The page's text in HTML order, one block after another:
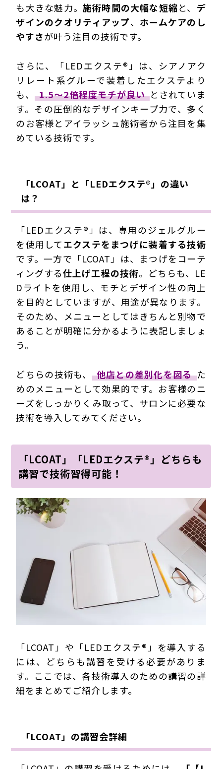
も大きな魅力。 施術時間の大幅な短縮と、 デ
ザインのクオリティアップ、 ホームケアのし
やすさが叶う注目の技術です。
さらに、「LEDエクステ®」は、シアノアク
リレート系グルーで装着したエクステより
も、
1.5～2倍程度モチが良い とされていま
す。その圧倒的なデザインキープ力で、多く
のお客様とアイラッシュ施術者から注目を集
めている技術です。
「LCOAT」と「LEDエクステ®」の違い
は？
「LEDエクステ®」は、専用のジェルグルー
を使用してエクステをまつげに装着する技術
です。一方で「LCOAT」は、まつげをコーテ
ィングする仕上げ工程の技術。どちらも、LE
Dライトを使用し、モチとデザイン性の向上
を目的としていますが、用途が異なります。
そのため、メニューとしてはきちんと別物で
あることが明確に分かるように表記しましょ
う。
どちらの技術も、 他店との差別化を図る た
めのメニューとして効果的です。お客様のニ
ーズをしっかりくみ取って、サロンに必要な
技術を導入してみてください。
「LCOAT」「LEDエクステ®」どちらも
講習で技術習得可能！
「LCOAT」や「LEDエクステ®」を導入する
には、どちらも講習を受ける必要がありま
す。ここでは、各技術導入のための講習の詳
細をまとめてご紹介します。
「LCOAT」の講習会詳細